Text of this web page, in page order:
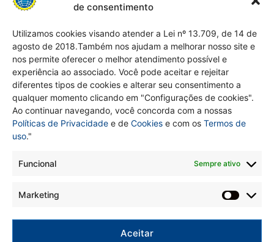
de consentimento
Utilizamos cookies visando atender a Lei nº 13.709, de 14 de
agosto de 2018.Também nos ajudam a melhorar nosso site e
nos permite oferecer o melhor atendimento possível e
experiência ao associado. Você pode aceitar e rejeitar
diferentes tipos de cookies e alterar seu consentimento a
qualquer momento clicando em "Configurações de cookies".
Ao continuar navegando, você concorda com a nossas
Políticas de Privacidade e de Cookies e com os Termos de
uso."
Funcional Sempre ativo
Marketing
Aceitar
ou seja:
Engenheiros
em
geral,
agrónomos,
geólogos,
geógrafos,
químicos
demais